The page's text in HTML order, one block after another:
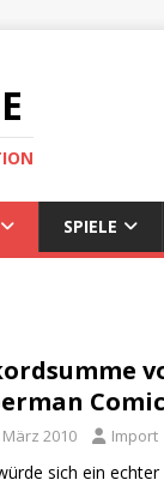
SPIELE
Comic
März 2010 Import
sich ein